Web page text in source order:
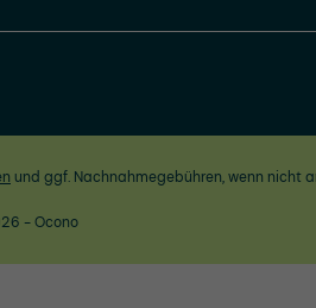
und ggf. Nachnahmegebühren, wenn nicht
- Ocono